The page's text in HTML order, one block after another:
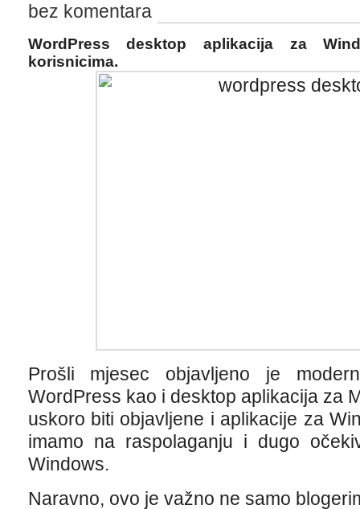
bez komentara
WordPress desktop aplikacija za
korisnicima.
Prošli mjesec objavljeno je
WordPress kao i desktop aplikacija za
uskoro biti objavljene i aplikacije za
imamo na raspolaganju i dugo
Windows.
Naravno, ovo je važno ne samo